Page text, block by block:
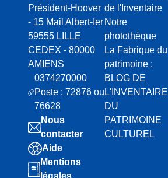
Président-Hoover
- 15 Mail Albert-Ier
59555 LILLE
CEDEX - 80000
AMIENS
0374270000
Poste : 72876 ou
76628
Nous
contacter
Aide
Mentions
de l'Inventaire
Notre
photothèque
La Fabrique du
patrimoine :
BLOG DE
L'INVENTAIRE
DU
PATRIMOINE
CULTUREL